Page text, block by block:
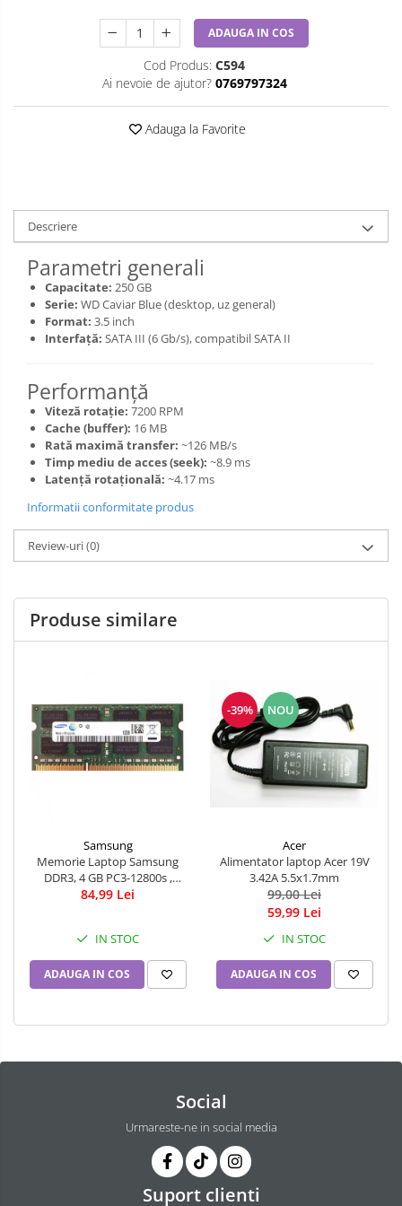
ADAUGA IN COS
Cod Produs: C594
Ai nevoie de ajutor? 0769797324
Adauga la Favorite
Descriere
Parametri generali
Capacitate: 250 GB
Serie: WD Caviar Blue (desktop, uz general)
Format: 3.5 inch
Interfață: SATA III (6 Gb/s), compatibil SATA II
Performanță
Viteză rotație: 7200 RPM
Cache (buffer): 16 MB
Rată maximă transfer: ~126 MB/s
Timp mediu de acces (seek): ~8.9 ms
Latență rotațională: ~4.17 ms
Informatii conformitate produs
Review-uri(0)
Produse similare
Samsung
Memorie Laptop Samsung
DDR3, 4 GB PC3-12800s ,
1600MHz
84,99 Lei
IN STOC
ADAUGA IN COS
-39% NOU
Acer
Alimentator laptop Acer 19V
3.42A 5.5x1.7mm
99,00 Lei
59,99 Lei
IN STOC
ADAUGA IN COS
Social
Urmareste-ne in social media
Suport clienti